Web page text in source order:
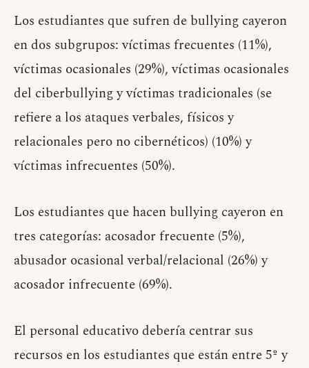
Los estudiantes que sufren de bullying cayeron
en dos subgrupos: víctimas frecuentes (11%),
víctimas ocasionales (29%), víctimas ocasionales
del ciberbullying y víctimas tradicionales (se
refiere a los ataques verbales, físicos y
relacionales pero no cibernéticos) (10%) y
víctimas infrecuentes (50%).
Los estudiantes que hacen bullying cayeron en
tres categorías: acosador frecuente (5%),
abusador ocasional verbal/relacional (26%) y
acosador infrecuente (69%).
El personal educativo debería centrar sus
recursos en los estudiantes que están entre 5º y